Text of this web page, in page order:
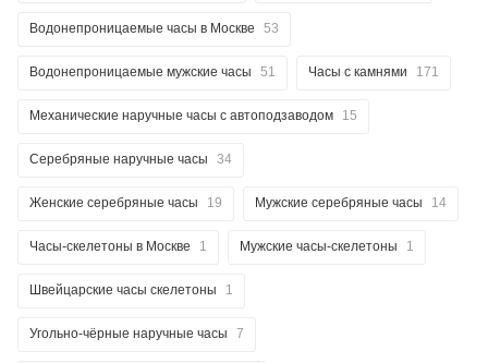
Водонепроницаемые часы в Москве 53
Водонепроницаемые мужские часы 51 Часы с камнями 171
Механические наручные часы с автоподзаводом 15
Серебряные наручные часы 34
Женские серебряные часы 19 Мужские серебряные часы 14
Часы-скелетоны в Москве 1 Мужские часы-скелетоны 1
Швейцарские часы скелетоны 1
Угольно-чёрные наручные часы 7